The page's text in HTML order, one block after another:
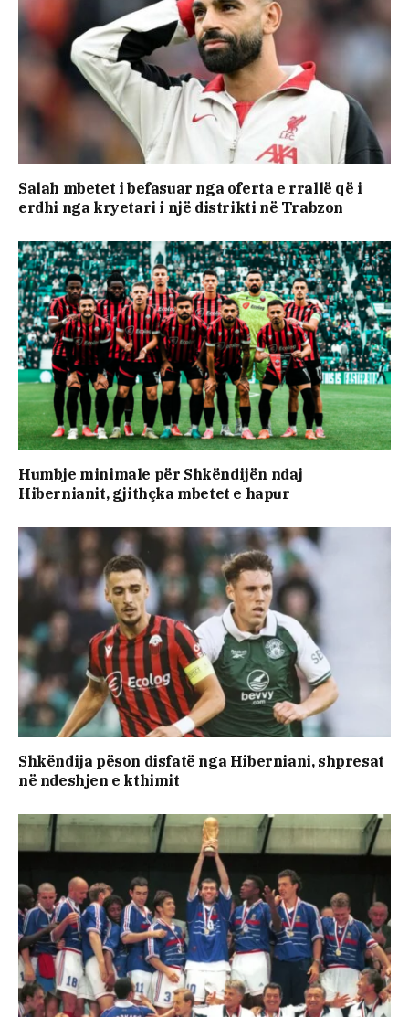
Salah mbetet i befasuar nga oferta e rrallë që i
erdhi nga kryetari i një distrikti në Trabzon
Humbje minimale për Shkëndijën ndaj
Hibernianit, gjithçka mbetet e hapur
Shkëndija pëson disfatë nga Hiberniani, shpresat
në ndeshjen e kthimit